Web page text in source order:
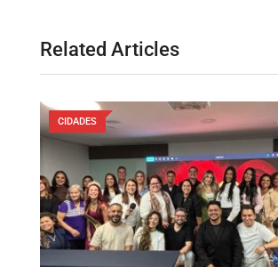
Related Articles
CIDADES